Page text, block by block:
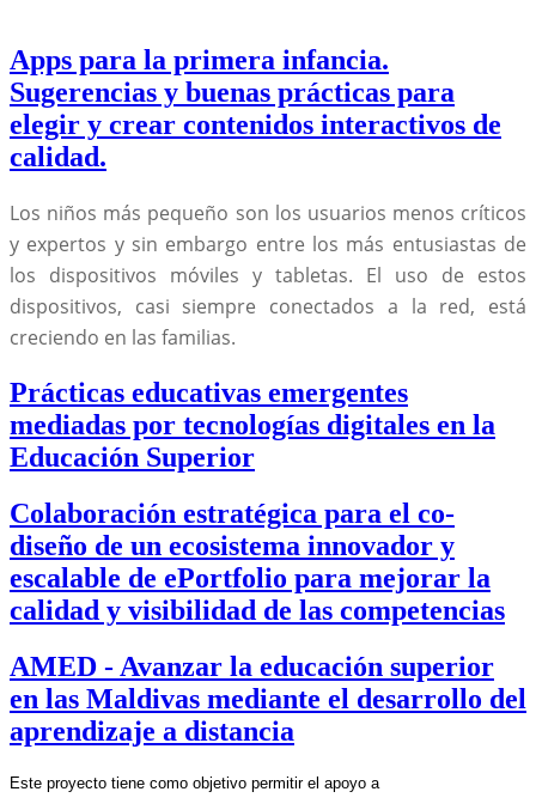
Apps para la primera infancia.
Sugerencias y buenas prácticas para
elegir y crear contenidos interactivos de
calidad.
Los niños más pequeño son los usuarios menos críticos
y expertos y sin embargo entre los más entusiastas de
los dispositivos móviles y tabletas. El uso de estos
dispositivos, casi siempre conectados a la red, está
creciendo en las familias.
Prácticas educativas emergentes
mediadas por tecnologías digitales en la
Educación Superior
Colaboración estratégica para el co-
diseño de un ecosistema innovador y
escalable de ePortfolio para mejorar la
calidad y visibilidad de las competencias
AMED - Avanzar la educación superior
en las Maldivas mediante el desarrollo del
aprendizaje a distancia
Este proyecto tiene como objetivo permitir el apoyo a